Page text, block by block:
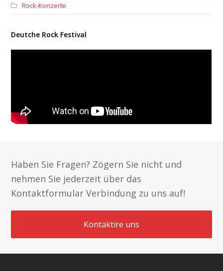
Rock-Konzerte
Deutche Rock Festival
Haben Sie Fragen? Zögern Sie nicht und
nehmen Sie jederzeit über das
Kontaktformular Verbindung zu uns auf!
Kontaktire uns